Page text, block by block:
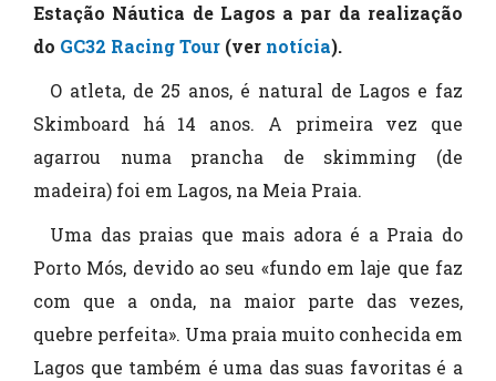
Estação Náutica de Lagos a par da realização
do GC32 Racing Tour (ver notícia).
O atleta, de 25 anos, é natural de Lagos e faz
Skimboard há 14 anos. A primeira vez que
agarrou numa prancha de skimming (de
madeira) foi em Lagos, na Meia Praia.
Uma das praias que mais adora é a Praia do
Porto Mós, devido ao seu «fundo em laje que faz
com que a onda, na maior parte das vezes,
quebre perfeita». Uma praia muito conhecida em
Lagos que também é uma das suas favoritas é a